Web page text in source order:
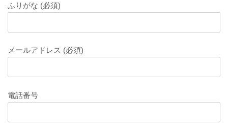
ふりがな (必須)
メールアドレス (必須)
電話番号